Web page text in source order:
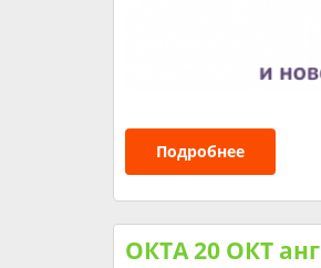
Подробнее
ОКТА 20 ОКТ